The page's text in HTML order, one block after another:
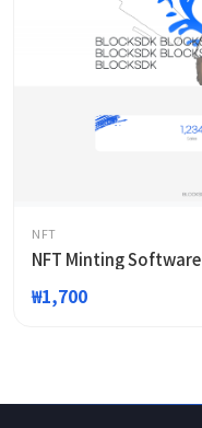
NFT
NFT Minting Software
₩1,700